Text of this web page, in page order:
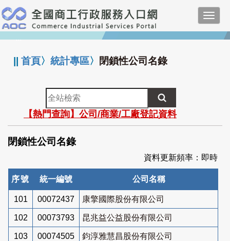
跳
到
主
要
:::
||首頁〉統計專區〉 閉鎖性公司名錄
全
站
檢
索
【熱門查詢】公司/商業/工廠登記資料
閉鎖性公司名錄
資料更新頻率：即時
序號 統一編號 公司名稱
101 00072437 康擎國際股份有限公司
102 00073793 昆兆益公益股份有限公司
103 00074505 鈞淳雅慧昌股份有限公司